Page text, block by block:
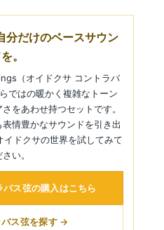
分だけのベースサウン
。
（オイドクサ コントラバ
ではの暖かく複雑なトーン
をあわせ持つセットです。
情豊かなサウンドを引き出
イドクサの世界を試してみて
い。
ス弦の購入はこちら
ス弦を探す →